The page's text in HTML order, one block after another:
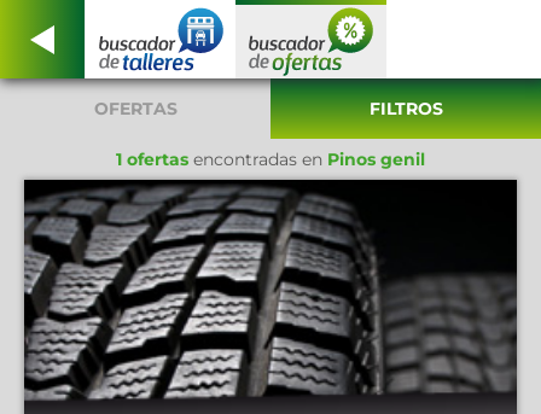
OFERTAS FILTROS
1 ofertas encontradas en Pinos genil